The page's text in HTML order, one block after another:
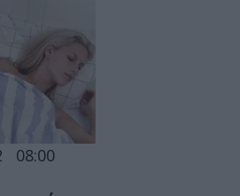
08:00